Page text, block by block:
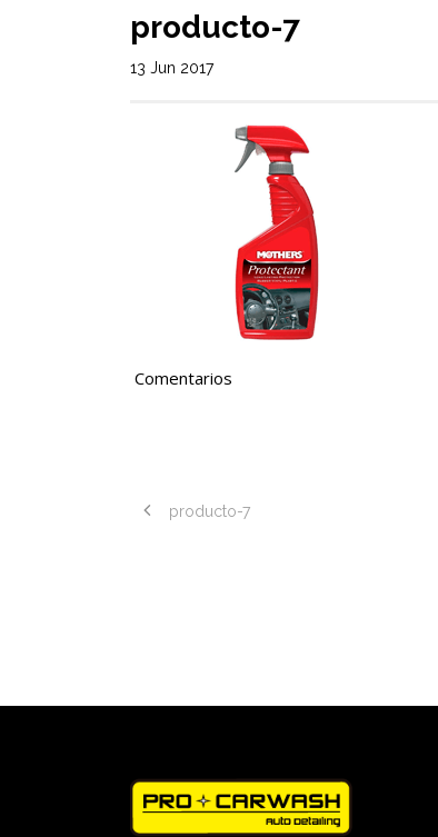
producto-7
13 Jun 2017
Comentarios
producto-7